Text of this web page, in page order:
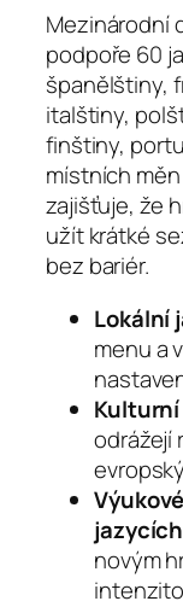
Mezinárodní
podpoře 60
španělštiny,
italštiny,
finštiny,
místních
zajišťuje, že
užít krátké
bez bariér.
Lokální
menu a
odrážejí
novým